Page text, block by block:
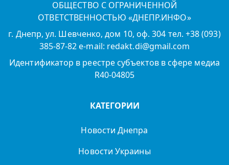
ОБЩЕСТВО С ОГРАНИЧЕННОЙ
ОТВЕТСТВЕННОСТЬЮ «ДНЕПР.ИНФО»
г. Днепр, ул. Шевченко, дом 10, оф. 304 тел. +38 (093)
385-87-82 e-mail: redakt.di@gmail.com
Идентификатор в реестре субъектов в сфере медиа
R40-04805
КАТЕГОРИИ
Новости Днепра
Новости Украины